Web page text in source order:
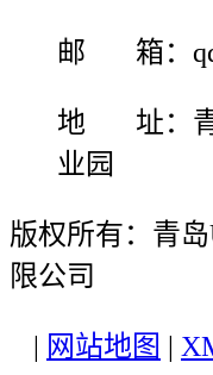
邮 箱：
地 址：青
业园
版权所有：青
限公司
网站地图